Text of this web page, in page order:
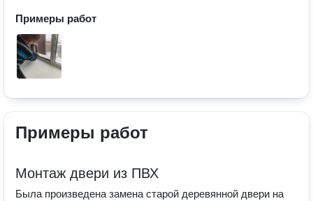
Примеры работ
Примеры работ
Монтаж двери из ПВХ
Была произведена замена старой деревянной двери на